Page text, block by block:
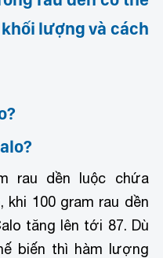
lượng và cách
rau dền luộc chứa
khi 100 gram rau dền
tăng lên tới 87. Dù
biến thì hàm lượng